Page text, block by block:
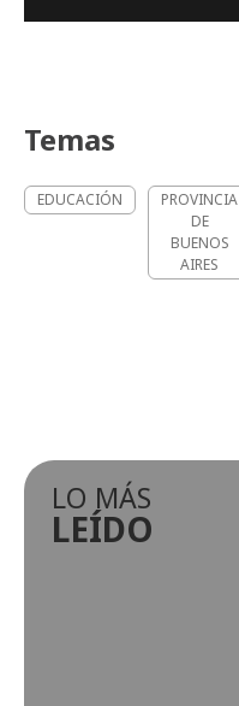
Temas
EDUCACIÓN
PROVINCIA
DE
BUENOS
AIRES
LO MÁS
LEÍDO